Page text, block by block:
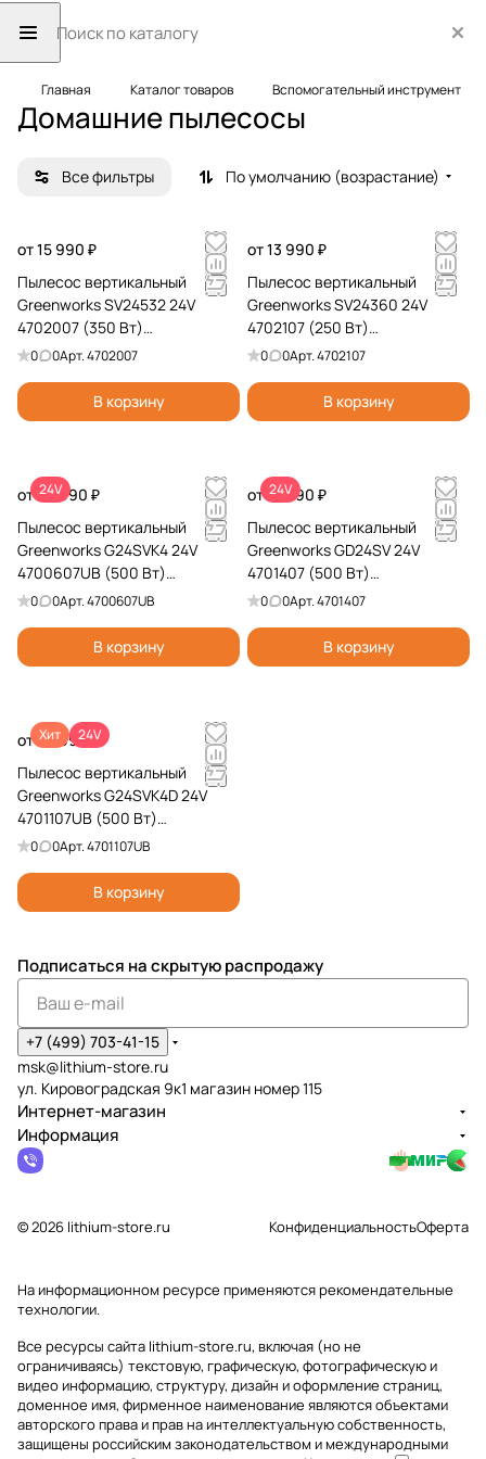
Главная Каталог товаров Вспомогательный инструмент
Домашние пылесосы
Все фильтры По умолчанию (возрастание)
от 15 990 ₽
Пылесос вертикальный
Greenworks SV24532 24V
4702007 (350 Вт)
аккумуляторный с зарядным
0 0Арт.4702007
В корзину
от 13 990 ₽
Пылесос вертикальный
Greenworks SV24360 24V
4702107 (250 Вт)
аккумуляторный
0 0Арт.4702107
В корзину
24V
от 29 990 ₽
Пылесос вертикальный
Greenworks G24SVK4 24V
4700607UB (500 Вт)
аккумуляторный
0 0Арт.4700607UB
В корзину
24V
от 12 990 ₽
Пылесос вертикальный
Greenworks GD24SV 24V
4701407 (500 Вт)
аккумуляторный
0 0Арт.4701407
В корзину
Хит 24V
от 39 990 ₽
Пылесос вертикальный
Greenworks G24SVK4D 24V
4701107UB (500 Вт)
аккумуляторный
0 0Арт.4701107UB
В корзину
Подписаться на скрытую распродажу
+7 (499) 703-41-15
msk@lithium-store.ru
ул. Кировоградская 9к1 магазин номер 115
Интернет-магазин
Информация
© 2026 lithium-store.ru КонфиденциальностьОферта
На информационном ресурсе применяютсярекомендательные
технологии.
Все ресурсы сайта lithium-store.ru, включая (но не
ограничиваясь) текстовую, графическую, фотографическую и
видео информацию, структуру, дизайн и оформление страниц,
доменное имя, фирменное наименование являются объектами
авторского права и прав на интеллектуальную собственность,
защищены российским законодательством и международными